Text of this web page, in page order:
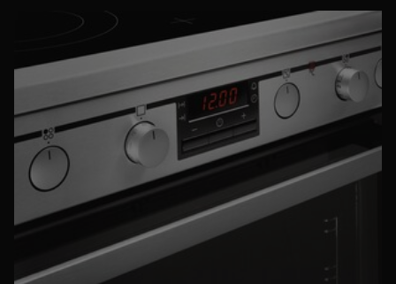
– best geschikt voor een huishouden van drie tot
vier personen.
De meeste AEG fornuizen worden geleverd met een dubbele
oven, zodat je tegelijkertijd kunt grillen en koken. Wanneer je
de fornuizen met een dubbele oven bekijkt, is het gebruikelijk
om hun grootste compartimenten te vergelijken.
Top-tip:Verhoog de kookcapaciteit door een apparaat te
selecteren met extra bakplaatposities in de oven.